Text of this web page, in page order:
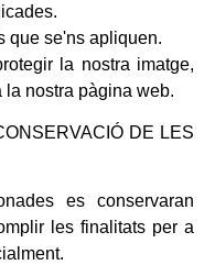
que se'ns apliquen.
la nostra imatge,
la nostra pàgina web.
DE LES
es conservaran
les finalitats per a